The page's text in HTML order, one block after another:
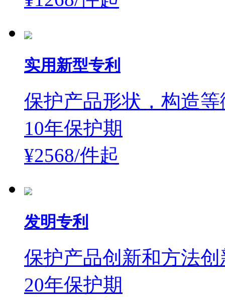
实用新型专利
保护产品形状，构造
10年保护期
¥2568/件起
发明专利
保护产品创新和方法创
20年保护期